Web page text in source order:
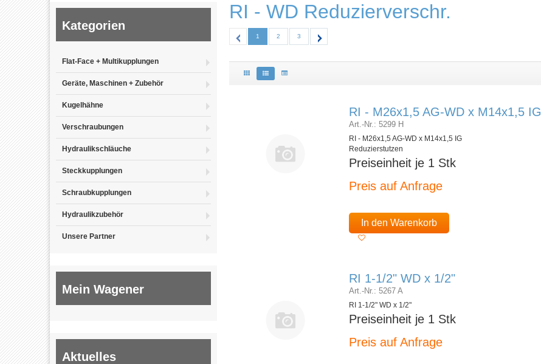
Kategorien
Flat-Face + Multikupplungen
Geräte, Maschinen + Zubehör
Kugelhähne
Verschraubungen
Hydraulikschläuche
Steckkupplungen
Schraubkupplungen
Hydraulikzubehör
Unsere Partner
Mein Wagener
Aktuelles
RI - WD Reduzierverschr.
1 2 3
RI - M26x1,5 AG-WD x M14x1,5 IG
Art.-Nr.: 5299 H
RI - M26x1,5 AG-WD x M14x1,5 IG
Reduzierstutzen
Preiseinheit je 1 Stk
Preis auf Anfrage
In den Warenkorb
RI 1-1/2" WD x 1/2"
Art.-Nr.: 5267 A
RI 1-1/2" WD x 1/2"
Preiseinheit je 1 Stk
Preis auf Anfrage